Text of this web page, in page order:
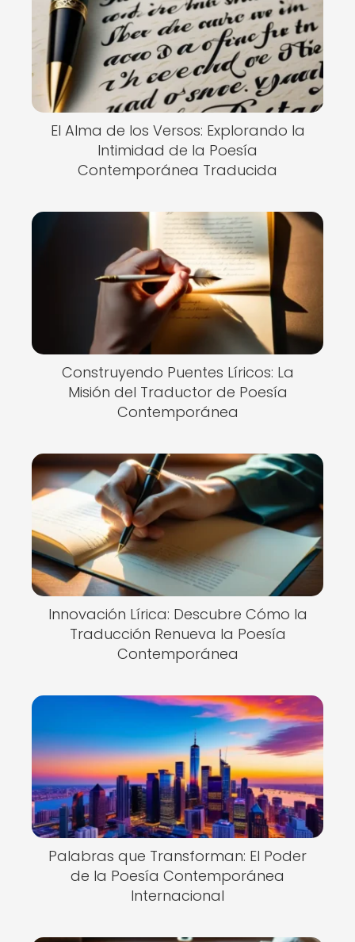
El Alma de los Versos: Explorando la
Intimidad de la Poesía
Contemporánea Traducida
Construyendo Puentes Líricos: La
Misión del Traductor de Poesía
Contemporánea
Innovación Lírica: Descubre Cómo la
Traducción Renueva la Poesía
Contemporánea
Palabras que Transforman: El Poder
de la Poesía Contemporánea
Internacional